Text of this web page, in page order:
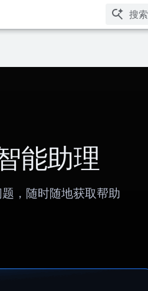
能助理
，随时随地获取帮助